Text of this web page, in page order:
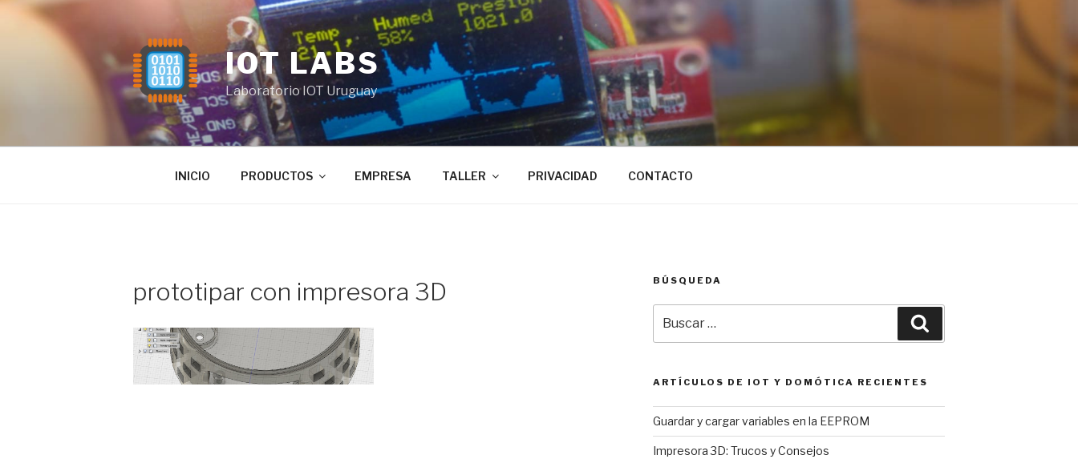
Saltar
IOT LABS
Laboratorio IOT Uruguay
INICIO PRODUCTOS EMPRESA TALLER PRIVACIDAD CONTACTO
prototipar con impresora 3D BÚSQUEDA
por:
ARTÍCULOS DE IOT Y DOMÓTICA RECIENTES
Guardar y cargar variables en la EEPROM
Impresora 3D: Trucos y Consejos